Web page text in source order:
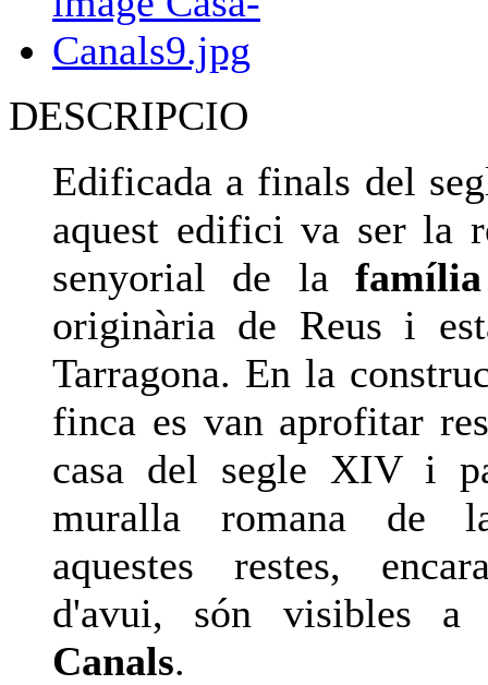
DESCRIPCIO
Edificada a finals del
aquest edifici va ser la
senyorial de la
originària de Reus i
Tarragona. En la
finca es van aprofitar
casa del segle XIV i
muralla romana de
aquestes restes,
d'avui, són visibles
Canals.